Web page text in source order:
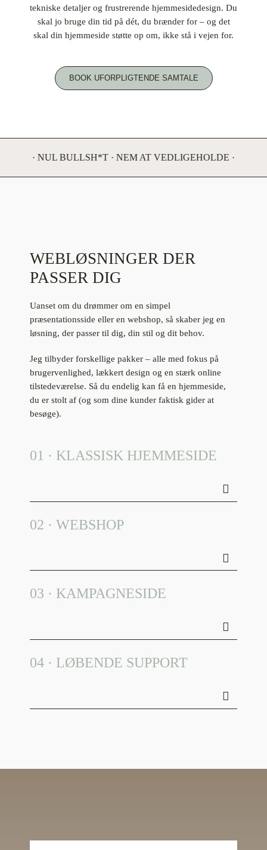
tekniske detaljer og frustrerende hjemmesidedesign. Du
skal jo bruge din tid på dét, du brænder for – og det
skal din hjemmeside støtte op om, ikke stå i vejen for.
BOOK UFORPLIGTENDE SAMTALE
BULLSH*T · NEM AT VEDLIGEHOLDE · DIN
WEBLØSNINGER DER
PASSER DIG
Uanset om du drømmer om en simpel
præsentationsside eller en webshop, så skaber jeg en
løsning, der passer til dig, din stil og dit behov.
Jeg tilbyder forskellige pakker – alle med fokus på
brugervenlighed, lækkert design og en stærk online
tilstedeværelse. Så du endelig kan få en hjemmeside,
du er stolt af (og som dine kunder faktisk gider at
besøge).
01 · KLASSISK HJEMMESIDE
02 · WEBSHOP
03 · KAMPAGNESIDE
04 · LØBENDE SUPPORT